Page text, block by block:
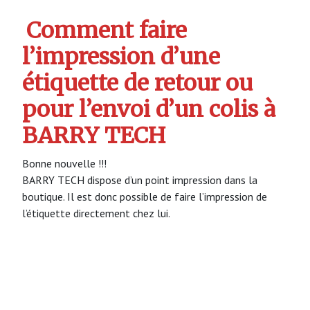
Comment faire
l’impression d’une
étiquette de retour ou
pour l’envoi d’un colis à
BARRY TECH
Bonne nouvelle !!!
BARRY TECH dispose d’un point impression dans la
boutique. Il est donc possible de faire l’impression de
l’étiquette directement chez lui.